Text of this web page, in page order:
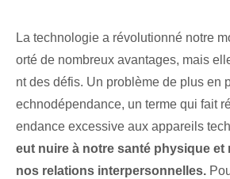
La technologie a révolutionné notre
orté de nombreux avantages, mais
nt des défis. Un problème de plus en
echnodépendance, un terme qui fait
endance excessive aux appareils
eut nuire à notre santé physique et
nos relations interpersonnelles.